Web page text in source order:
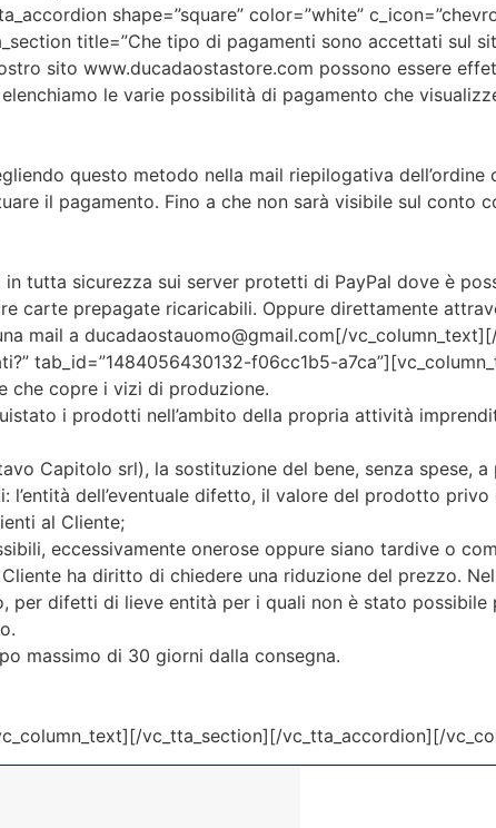
shape=”square” color=”white”
title=”Che tipo di pagamenti sono accettati sul
sito www.ducadaostastore.com possono essere
le varie possibilità di pagamento che
questo metodo nella mail riepilogativa dell’ordine
il pagamento. Fino a che non sarà visibile sul conto
tutta sicurezza sui server protetti di PayPal dove è
carte prepagate ricaricabili. Oppure direttamente
mail a ducadaostauomo@gmail.com[/
tab_id=”1484056430132-f06cc1b5-
che copre i vizi di produzione.
i prodotti nell’ambito della propria attività
Capitolo srl), la sostituzione del bene, senza spese,
dell’eventuale difetto, il valore del prodotto
al Cliente;
eccessivamente onerose oppure siano tardive o
ha diritto di chiedere una riduzione del prezzo.
per difetti di lieve entità per i quali non è stato
massimo di 30 giorni dalla consegna.
vc_tta_section][/vc_tta_accordion][/